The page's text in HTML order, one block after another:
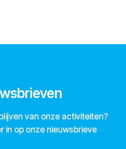
van onze activiteiten?
in op onze nieuwsbrieve